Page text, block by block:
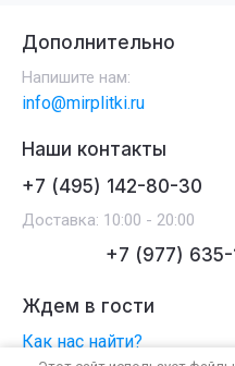
Наши контакты
+7 (495) 142-80-30
Доставка: 10:00 - 20:00
+7 (977)
Дополнительно
Напишите нам:
info@mirplitki.ru
Ждем в гости
Как нас найти?